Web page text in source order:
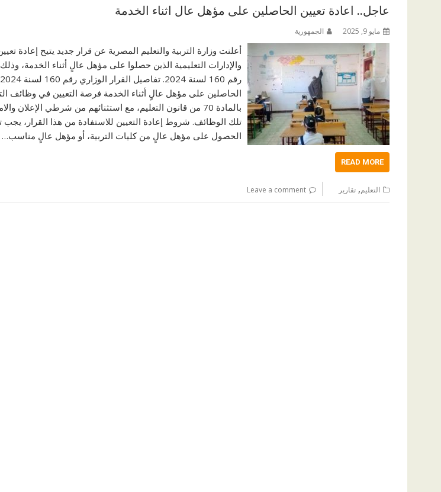
عاجل.. اعادة تعيين الحاصلين على مؤهل عال اثناء الخدمة
مايو 9, 2025 الجمهورية
أعلنت وزارة التربية والتعليم المصرية عن قرار جديد يتيح إعادة
والإدارات التعليمية الذين حصلوا على مؤهل عالٍ أثناء الخدمة،
الحاصلين على مؤهل عالٍ أثناء الخدمة فرصة التعيين في وظائف
بالمادة 70 من قانون التعليم، مع استثنائهم من شرطي الإعلان
تلك الوظائف. شروط إعادة التعيين للاستفادة من هذا القرار، يجب
الحصول على مؤهل عالٍ من كليات التربية، أو مؤهل عالٍ مناسب…
READ MORE
التعليم, تقارير Leave a comment